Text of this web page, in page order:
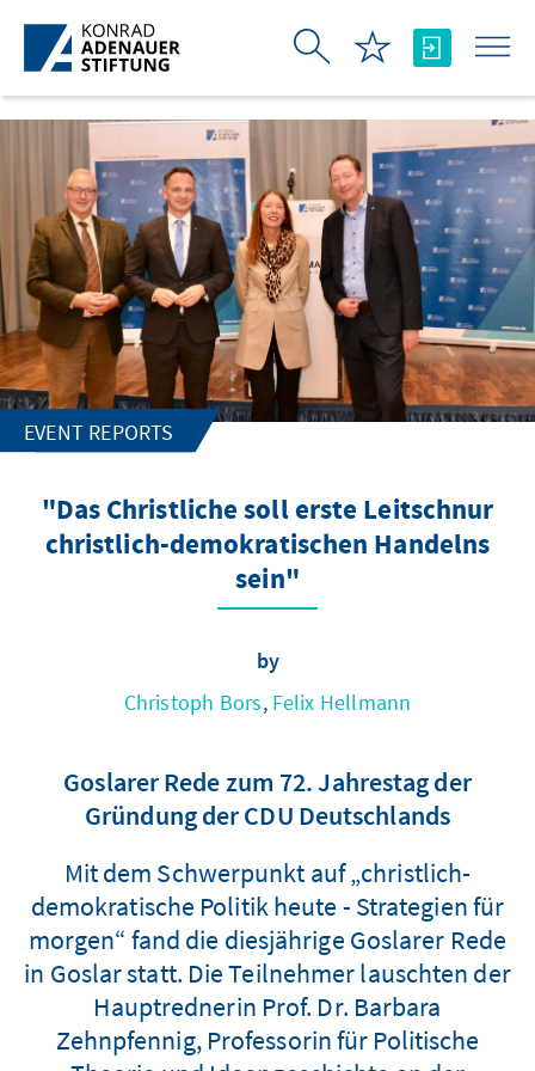
Skip to Main Content
EVENT REPORTS
"Das Christliche soll erste Leitschnur
christlich-demokratischen Handelns
sein"
by
Christoph Bors, Felix Hellmann
Goslarer Rede zum 72. Jahrestag der
Gründung der CDU Deutschlands
Mit dem Schwerpunkt auf „christlich-
demokratische Politik heute - Strategien für
morgen“ fand die diesjährige Goslarer Rede
in Goslar statt. Die Teilnehmer lauschten der
Hauptrednerin Prof. Dr. Barbara
Zehnpfennig, Professorin für Politische